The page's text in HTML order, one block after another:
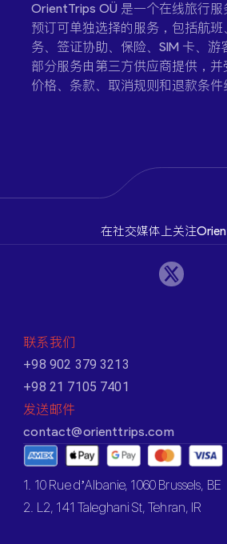
OrientTrips OÜ 是一个在线旅行
预订可单独选择的服务，包括航班
务、签证协助、保险、SIM 卡、游
部分服务由第三方供应商提供，并
价格、条款、取消规则和退款条件
在社交媒体上关注
联系我们
+98 902 379 3213
+98 21 7105 7401
发送邮件
contact@orienttrips.com
1. 10 Rue d’Albanie, 1060 Brussels, BE
2. L2, 141 Taleghani St, Tehran, IR